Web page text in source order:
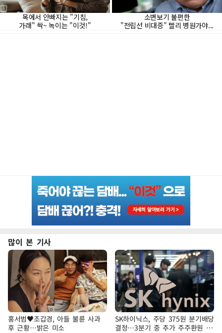
많이 본 기사
홍서범♥조갑경, 아들 불륜 사과
후 근황…밝은 미소
SK하이닉스, 주당 375원 분기배당
결정…3분기 중 추가 주주환원 발